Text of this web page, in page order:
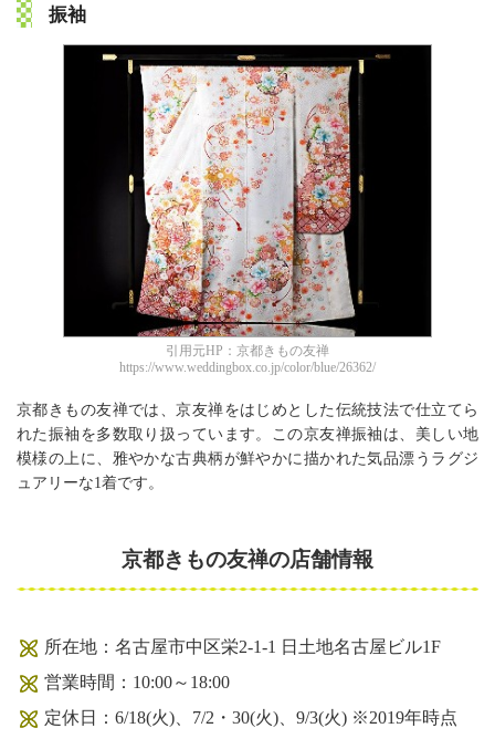
振袖
引用元HP：京都きもの友禅
https://www.weddingbox.co.jp/color/blue/26362/
京都きもの友禅では、京友禅をはじめとした伝統技法で仕立てら
れた振袖を多数取り扱っています。この京友禅振袖は、美しい地
模様の上に、雅やかな古典柄が鮮やかに描かれた気品漂うラグジ
ュアリーな1着です。
京都きもの友禅の店舗情報
所在地：名古屋市中区栄2-1-1 日土地名古屋ビル1F
営業時間：10:00～18:00
定休日：6/18(火)、7/2・30(火)、9/3(火) ※2019年時点